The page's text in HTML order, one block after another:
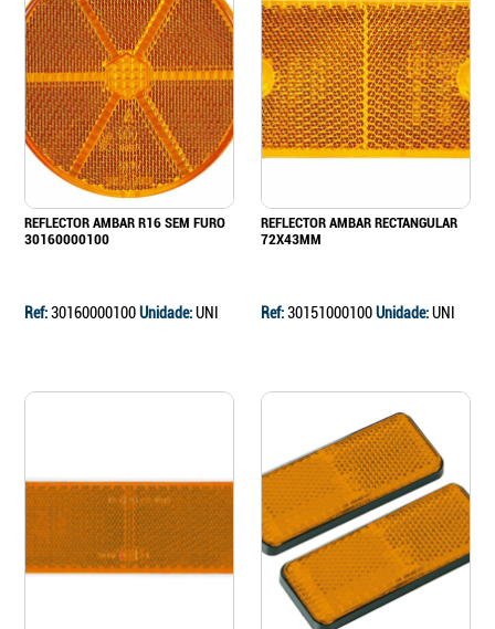
REFLECTOR AMBAR R16 SEM FURO
30160000100
Ref:30160000100Unidade:UNI
REFLECTOR AMBAR RECTANGULAR
72X43MM
Ref:30151000100Unidade:UNI